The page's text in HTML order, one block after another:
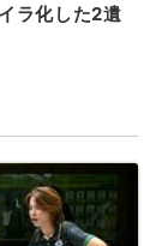
ラ化した2遺